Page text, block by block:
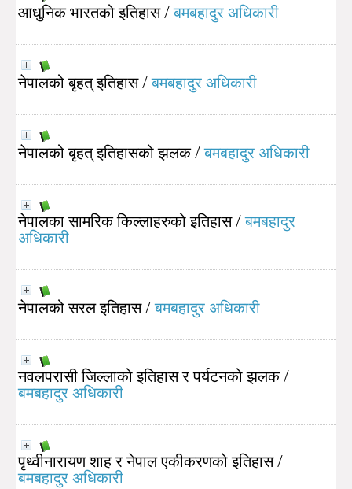
आधुनिक भारतको इतिहास/बमबहादुर अधिकारी
नेपालको बृहत‍् इतिहास/बमबहादुर अधिकारी
नेपालको बृहत् इतिहासको झलक/बमबहादुर अधिकारी
नेपालका सामरिक किल्लाहरुको इतिहास/बमबहादुर
अधिकारी
नेपालको सरल इतिहास/बमबहादुर अधिकारी
नवलपरासी जिल्लाको इतिहास र पर्यटनको झलक/
बमबहादुर अधिकारी
पृथ्वीनारायण शाह र नेपाल एकीकरणको इतिहास/
बमबहादुर अधिकारी